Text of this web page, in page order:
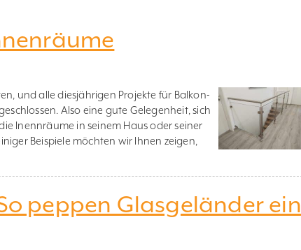
und alle diesjährigen Projekte für Balkon-
Also eine gute Gelegenheit, sich
Inennräume in seinem Haus oder seiner
Beispiele möchten wir Ihnen zeigen,
peppen Glasgeländer ein